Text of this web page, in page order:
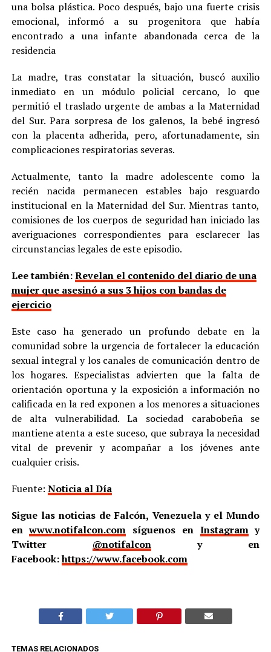
una bolsa plástica. Poco después, bajo una fuerte crisis
emocional, informó a su progenitora que había
encontrado a una infante abandonada cerca de la
residencia
La madre, tras constatar la situación, buscó auxilio
inmediato en un módulo policial cercano, lo que
permitió el traslado urgente de ambas a la Maternidad
del Sur. Para sorpresa de los galenos, la bebé ingresó
con la placenta adherida, pero, afortunadamente, sin
complicaciones respiratorias severas.
Actualmente, tanto la madre adolescente como la
recién nacida permanecen estables bajo resguardo
institucional en la Maternidad del Sur. Mientras tanto,
comisiones de los cuerpos de seguridad han iniciado las
averiguaciones correspondientes para esclarecer las
circunstancias legales de este episodio.
Lee también:Revelan el contenido del diario de una
mujer que asesinó a sus 3 hijos con bandas de
ejercicio
Este caso ha generado un profundo debate en la
comunidad sobre la urgencia de fortalecer la educación
sexual integral y los canales de comunicación dentro de
los hogares. Especialistas advierten que la falta de
orientación oportuna y la exposición a información no
calificada en la red exponen a los menores a situaciones
de alta vulnerabilidad. La sociedad carabobeña se
mantiene atenta a este suceso, que subraya la necesidad
vital de prevenir y acompañar a los jóvenes ante
cualquier crisis.
Fuente: Noticia al Día
Sigue las noticias de Falcón, Venezuela y el Mundo
enwww.notifalcon.com síguenos en Instagramy
Twitter @notifalcony en
Facebook:https://www.facebook.com
TEMAS RELACIONADOS